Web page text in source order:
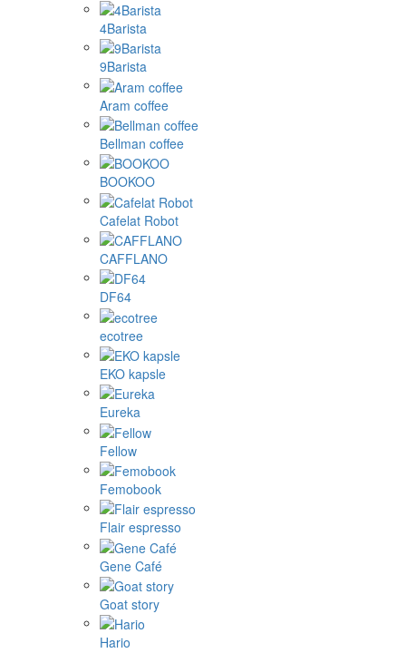
4Barista
9Barista
Aram coffee
Bellman coffee
BOOKOO
Cafelat Robot
CAFFLANO
DF64
ecotree
EKO kapsle
Eureka
Fellow
Femobook
Flair espresso
Gene Café
Goat story
Hario